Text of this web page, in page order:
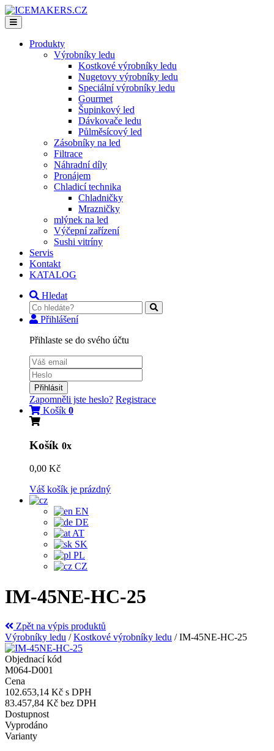
Produkty
Výrobníky ledu
Kostkové výrobníky ledu
Nugetovy výrobníky ledu
Speciální výrobníky ledu
Gourmet
Šupinkový led
Dávkovače ledu
Půlměsícový led
Zásobníky na led
Filtrace
Náhradní díly
Pronájem
Chladicí technika
Chladničky
Mrazničky
mlýnek na led
Výčepní zařízení
Sushi vitríny
Servis
Kontakt
KATALOG
Hledat
Přihlášení
Přihlaste se do svého účtu
Přihlásit
Zapomněli jste heslo? Registrace
Košík 0
Košík 0x
0,00 Kč
Váš košík je prázdný
EN
DE
AT
SK
PL
CZ
IM-45NE-HC-25
Zpět na výpis produktů
Výrobníky ledu /Kostkové výrobníky ledu /IM-45NE-HC-25
Objednací kód
M064-D001
Cena
102.653,14 Kč s DPH
83.457,84 Kč bez DPH
Dostupnost
Vyprodáno
Varianty